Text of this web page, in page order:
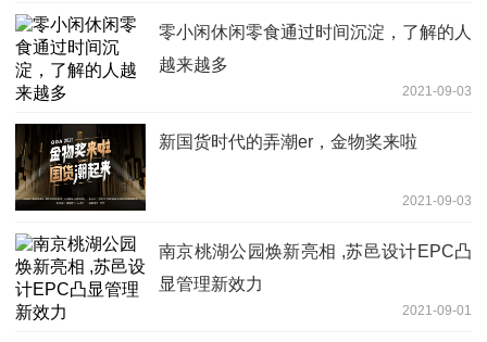
零小闲休闲零食通过时间沉淀，了解的人
越来越多
2021-09-03
新国货时代的弄潮er，金物奖来啦
2021-09-03
南京桃湖公园焕新亮相 ,苏邑设计EPC凸
显管理新效力
2021-09-01